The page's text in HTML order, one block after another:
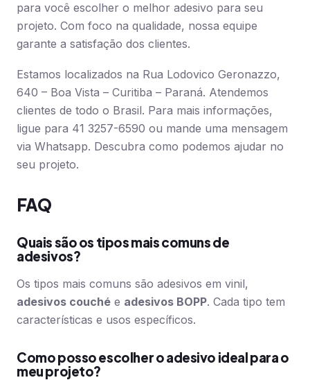
para você escolher o melhor adesivo para seu
projeto. Com foco na qualidade, nossa equipe
garante a satisfação dos clientes.
Estamos localizados na Rua Lodovico Geronazzo,
640 – Boa Vista – Curitiba – Paraná. Atendemos
clientes de todo o Brasil. Para mais informações,
ligue para 41 3257-6590 ou mande uma mensagem
via Whatsapp. Descubra como podemos ajudar no
seu projeto.
FAQ
Quais são os tipos mais comuns de
adesivos?
Os tipos mais comuns são adesivos em vinil,
adesivos couché e adesivos BOPP. Cada tipo tem
características e usos específicos.
Como posso escolher o adesivo ideal para o
meu projeto?